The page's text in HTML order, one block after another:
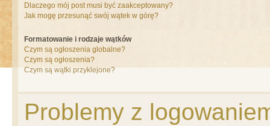
Dlaczego mój post musi być zaakceptowany?
Jak mogę przesunąć swój wątek w górę?
Formatowanie i rodzaje wątków
Czym są ogłoszenia globalne?
Czym są ogłoszenia?
Czym są wątki przyklejone?
Problemy z